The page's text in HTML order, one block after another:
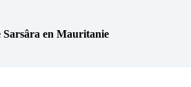
en Mauritanie